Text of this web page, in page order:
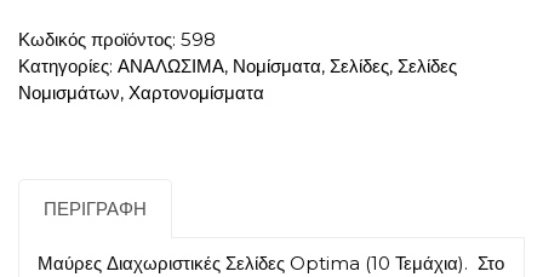
Κωδικός προϊόντος: 598
Κατηγορίες: ΑΝΑΛΩΣΙΜΑ, Νομίσματα, Σελίδες, Σελίδες
Νομισμάτων, Χαρτονομίσματα
ΠΕΡΙΓΡΑΦΉ
Μαύρες Διαχωριστικές Σελίδες Optima (10 Τεμάχια). Στο